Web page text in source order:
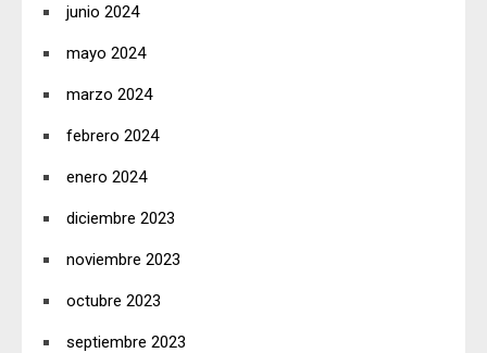
junio 2024
mayo 2024
marzo 2024
febrero 2024
enero 2024
diciembre 2023
noviembre 2023
octubre 2023
septiembre 2023